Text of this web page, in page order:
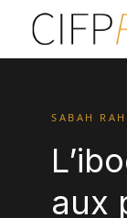
SABAH
aux